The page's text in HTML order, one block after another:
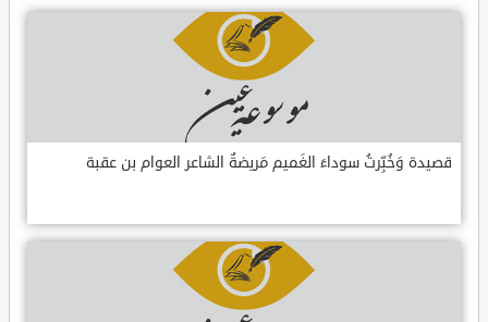
قصيدة وَخُبِّرتُ سوداءَ الغَميم مَريضةٌ الشاعر العوام بن عقبة